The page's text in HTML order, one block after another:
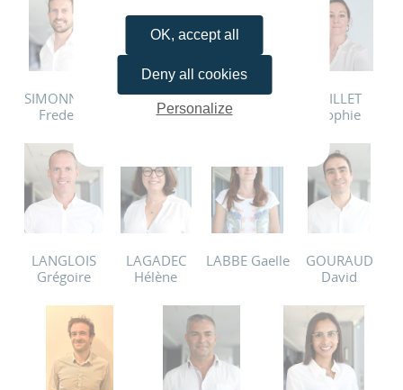
SIMONNEAU
Frederic
SAUNIER
Hélène
PILLET
Francois
MILLET
Sophie
LANGLOIS
Grégoire
LAGADEC
Hélène
LABBE Gaelle
GOURAUD
David
OK, accept all
Deny all cookies
Personalize